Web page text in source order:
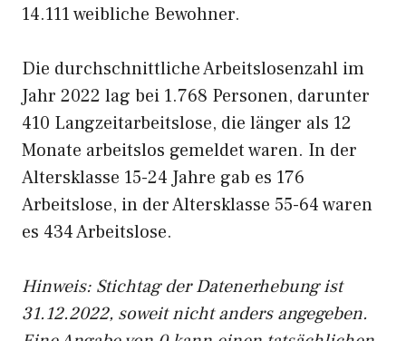
14.111 weibliche Bewohner.
Die durchschnittliche Arbeitslosenzahl im
Jahr 2022 lag bei 1.768 Personen, darunter
410 Langzeitarbeitslose, die länger als 12
Monate arbeitslos gemeldet waren. In der
Altersklasse 15-24 Jahre gab es 176
Arbeitslose, in der Altersklasse 55-64 waren
es 434 Arbeitslose.
Hinweis: Stichtag der Datenerhebung ist
31.12.2022, soweit nicht anders angegeben.